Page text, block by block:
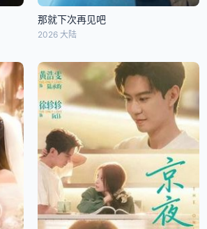
那就下次再见吧
2026 大陆